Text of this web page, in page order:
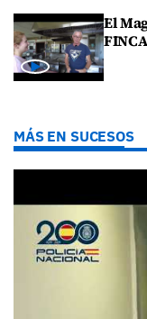
El
MÁS EN SUCESOS